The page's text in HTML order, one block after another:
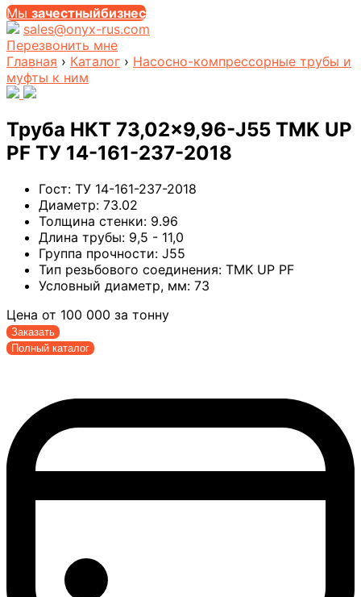
Мы зачестныйбизнес
sales@onyx-rus.com
Перезвонить мне
Главная › Каталог › Насосно-компрессорные трубы и
муфты к ним
Труба НКТ 73,02×9,96-J55 TMK UP
PF ТУ 14-161-237-2018
Гост: ТУ 14-161-237-2018
Диаметр: 73.02
Толщина стенки: 9.96
Длина трубы: 9,5 - 11,0
Группа прочности: J55
Тип резьбового соединения: TMK UP PF
Условный диаметр, мм: 73
Цена от 100 000 за тонну
Заказать
Полный каталог